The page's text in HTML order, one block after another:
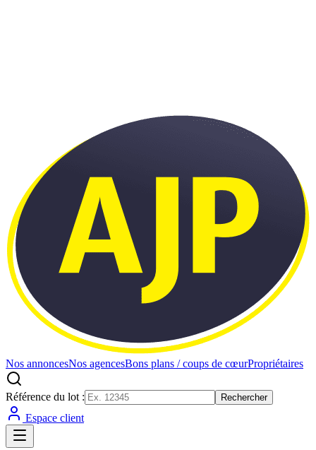
Nos annoncesNos agencesBons plans / coups de cœurPropriétaires
Référence du lot : Rechercher
Espace client